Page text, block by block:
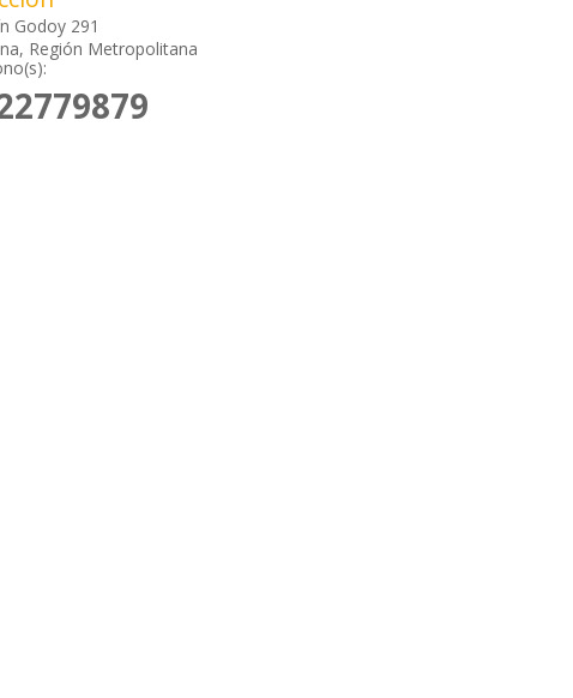
Godoy 291
Región Metropolitana